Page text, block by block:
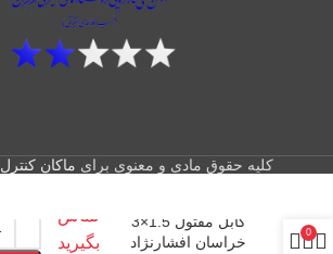
کلیه حقوق مادی و معنوی برای ماکان کنترل
کابل مفتول 1.5×3
خراسان افشارنژاد
تماس
بگیرید
0